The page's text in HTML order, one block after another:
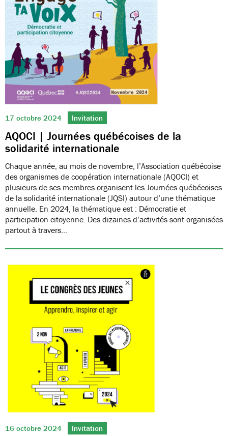
17 octobre 2024 Invitation
AQOCI | Journées québécoises de la
solidarité internationale
Chaque année, au mois de novembre, l’Association québécoise
des organismes de coopération internationale (AQOCI) et
plusieurs de ses membres organisent les Journées québécoises
de la solidarité internationale (JQSI) autour d’une thématique
annuelle. En 2024, la thématique est : Démocratie et
participation citoyenne. Des dizaines d’activités sont organisées
partout à travers…
16 octobre 2024 Invitation